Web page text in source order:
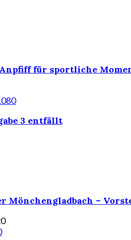
für sportliche
3 entfällt
Mönchengladbach –